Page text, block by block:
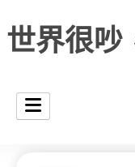
世界很吵